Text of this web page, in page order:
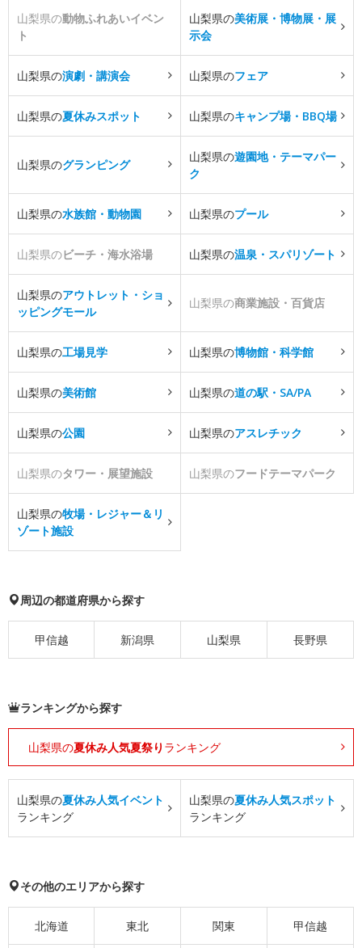
山梨県の動物ふれあいイベン
ト
山梨県の美術展・博物展・展
示会
山梨県の演劇・講演会 山梨県のフェア
山梨県の夏休みスポット 山梨県のキャンプ場・BBQ場
山梨県のグランピング
山梨県の遊園地・テーマパー
ク
山梨県の水族館・動物園 山梨県のプール
山梨県のビーチ・海水浴場 山梨県の温泉・スパリゾート
山梨県のアウトレット・ショ
ッピングモール
山梨県の商業施設・百貨店
山梨県の工場見学 山梨県の博物館・科学館
山梨県の美術館 山梨県の道の駅・SA/PA
山梨県の公園 山梨県のアスレチック
山梨県のタワー・展望施設 山梨県のフードテーマパーク
山梨県の牧場・レジャー＆リ
ゾート施設
周辺の都道府県から探す
甲信越 新潟県 山梨県 長野県
ランキングから探す
山梨県の夏休み人気夏祭り ランキング
山梨県の夏休み人気イベント
ランキング
山梨県の夏休み人気スポット
ランキング
その他のエリアから探す
北海道 東北 関東 甲信越